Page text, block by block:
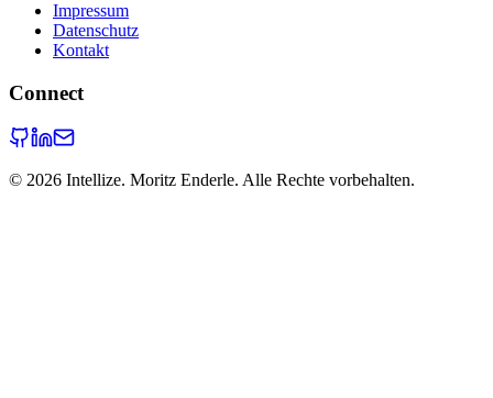
Impressum
Datenschutz
Kontakt
Connect
© 2026 Intellize. Moritz Enderle. Alle Rechte vorbehalten.